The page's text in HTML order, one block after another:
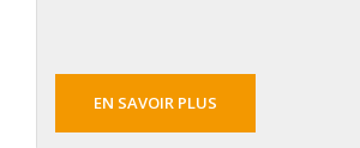
EN SAVOIR PLUS